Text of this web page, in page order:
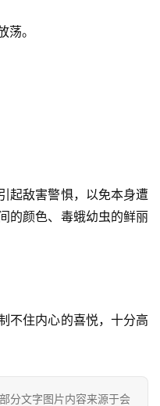
。
起敌害警惧，以免本身遭
的颜色、毒蛾幼虫的鲜丽
不住内心的喜悦，十分高
分文字图片内容来源于会